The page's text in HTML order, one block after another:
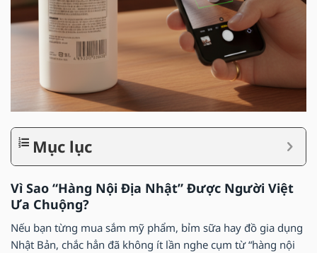
Mục lục
Vì Sao “Hàng Nội Địa Nhật” Được Người Việt
Ưa Chuộng?
Nếu bạn từng mua sắm mỹ phẩm, bỉm sữa hay đồ gia dụng
Nhật Bản, chắc hẳn đã không ít lần nghe cụm từ “hàng nội